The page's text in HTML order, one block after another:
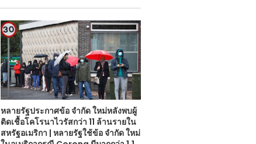
หลายรัฐประกาศข้อ จำกัด ใหม่หลังพบผู้
ติดเชื้อโคโรนาไวรัสกว่า 11 ล้านรายใน
สหรัฐอเมริกา | หลายรัฐใช้ข้อ จำกัด ใหม่